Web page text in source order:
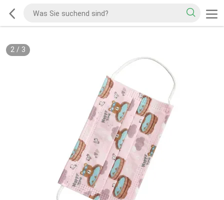
2/ 3